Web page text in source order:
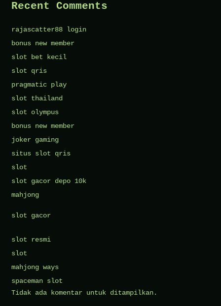
Recent Comments
rajascatter88 login
bonus new member
slot bet kecil
slot qris
pragmatic play
slot thailand
slot olympus
bonus new member
joker gaming
situs slot qris
slot
slot gacor depo 10k
mahjong
slot gacor
slot resmi
slot
mahjong ways
spaceman slot
Tidak ada komentar untuk ditampilkan.